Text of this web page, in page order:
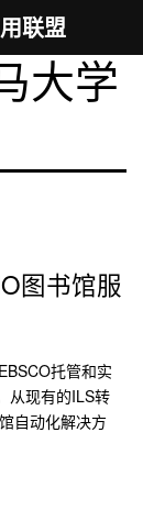
大学
图书馆服
托管和实
从现有的ILS转
自动化解决方
联盟